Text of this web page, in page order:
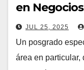
en
JUL 25, 2025
Un posgrado
área en